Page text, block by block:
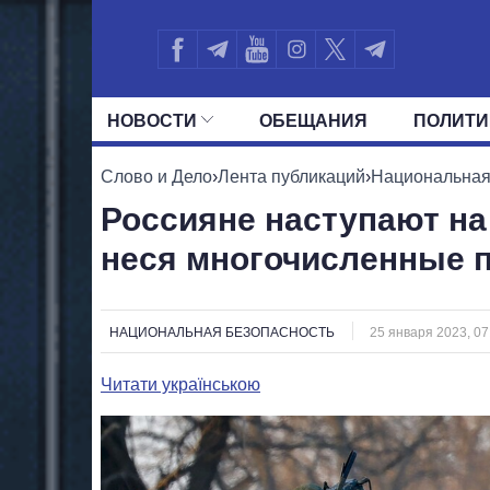
НОВОСТИ ОБЕЩАНИЯ
ВСЕ ПОЛИТИКИ ПРЕЗИДЕНТ И
Слово и Дело›Лента публикаций›
Россияне наступают
неся многочисленные
НАЦИОНАЛЬНАЯ БЕЗОПАСНОСТЬ 25 января 2023,
Читати українською